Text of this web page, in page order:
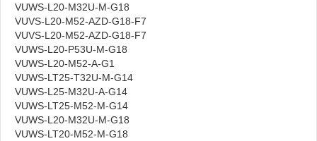
VUWS-L20-M32U-M-G18
VUVS-L20-M52-AZD-G18-F7
VUVS-L20-M52-AZD-G18-F7
VUWS-L20-P53U-M-G18
VUWS-L20-M52-A-G1
VUWS-LT25-T32U-M-G14
VUWS-L25-M32U-A-G14
VUWS-LT25-M52-M-G14
VUWS-L20-M32U-M-G18
VUWS-LT20-M52-M-G18